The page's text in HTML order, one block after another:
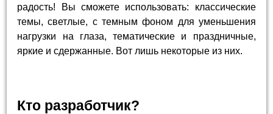
радость! Вы сможете использовать: классические
темы, светлые, с темным фоном для уменьшения
нагрузки на глаза, тематические и праздничные,
яркие и сдержанные. Вот лишь некоторые из них.
Кто разработчик?